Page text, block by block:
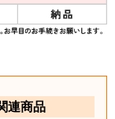
連商品